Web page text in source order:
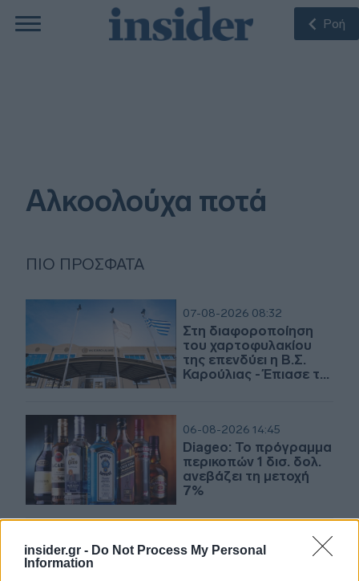
insider.gr - Do Not Process My Personal
Information
Ροή
Αλκοολούχα ποτά
ΠΙΟ ΠΡΌΣΦΑΤΑ
07-08-2026 08:32
Στη διαφοροποίηση
του χαρτοφυλακίου
της επενδύει η Β.Σ.
Καρούλιας - Έπιασε τα
06-08-2026 14:45
Diageo: Το πρόγραμμα
περικοπών 1 δισ. δολ.
ανεβάζει τη μετοχή
7%
05-08-2026 08:19